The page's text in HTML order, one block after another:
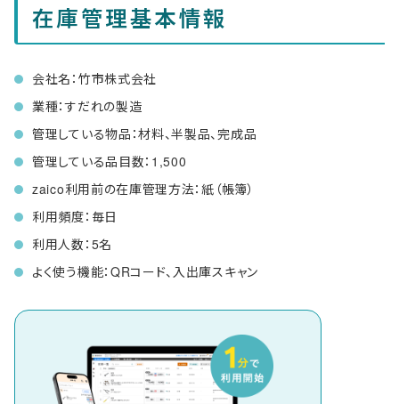
在庫管理基本情報
会社名：竹市株式会社
業種：すだれの製造
管理している物品：材料、半製品、完成品
管理している品目数：1,500
zaico利用前の在庫管理方法：紙（帳簿）
利用頻度：毎日
利用人数：5名
よく使う機能：QRコード、入出庫スキャン